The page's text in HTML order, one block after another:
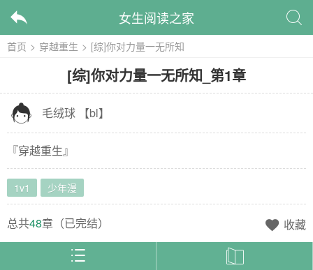
 女生阅读之家 
首页 > 穿越重生 > [综]你对力量一无所知
[综]你对力量一无所知 第1章
 毛绒球 【bl】
『穿越重生』
1v1 少年漫
总共48章（已完结）  收藏
 